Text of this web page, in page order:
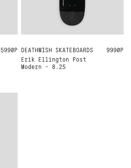
5990Р DEATHWISH SKATEBOARDS
Erik Ellington Post
Modern - 8.25
8.25 9990Р